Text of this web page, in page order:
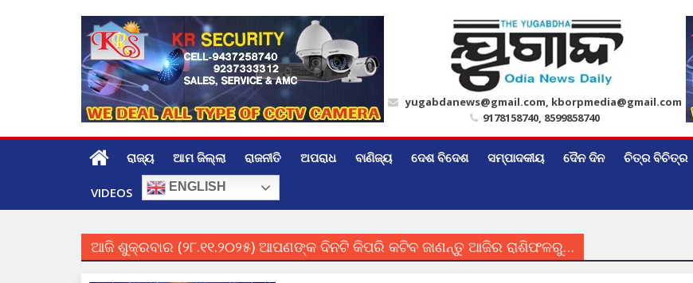
yugabdanews@gmail.com, kborpmedia@gmail.com
9178158740, 8599858740
ରାଜ୍ୟ ଆମ ଜିଲ୍ଲା ରାଜନୀତି ଅପରାଧ ବାଣିଜ୍ୟ ଦେଶ ବିଦେଶ ସମ୍ପାଦକୀୟ ଦୈନ ଦିନ ଚିତ୍ର ବିଚିତ୍ର
VIDEOS ENGLISH
ଆଜି ଶୁକ୍ରବାର (୨୮.୧୧.୨୦୨୫) ଆପଣଙ୍କ ଦିନଟି କିପରି କଟିବ ଜାଣନ୍ତୁ ଆଜିର ରାଶିଫଳରୁ…